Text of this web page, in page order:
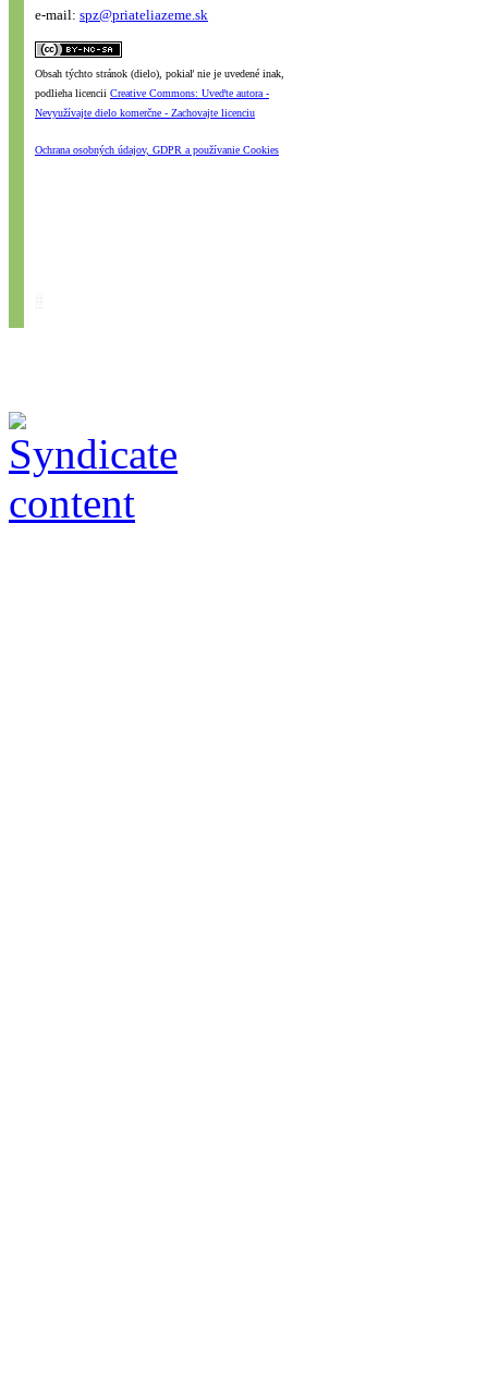
e-mail: spz@priateliazeme.sk
Obsah týchto stránok (dielo), pokiaľ nie je uvedené inak,
podlieha licencii Creative Commons: Uveďte autora -
Nevyužívajte dielo komerčne - Zachovajte licenciu
Ochrana osobných údajov, GDPR a používanie Cookies